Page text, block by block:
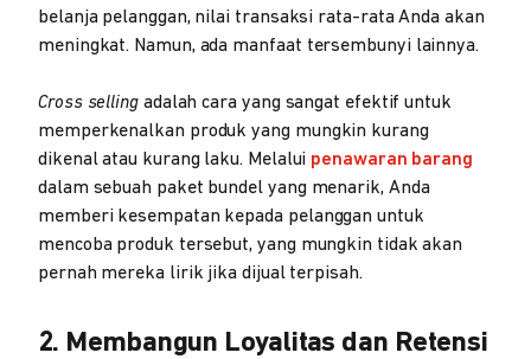
belanja pelanggan, nilai transaksi rata-rata Anda akan
meningkat. Namun, ada manfaat tersembunyi lainnya.
Cross sellingadalah cara yang sangat efektif untuk
memperkenalkan produk yang mungkin kurang
dikenal atau kurang laku. Melalui penawaran barang
dalam sebuah paket bundel yang menarik, Anda
memberi kesempatan kepada pelanggan untuk
mencoba produk tersebut, yang mungkin tidak akan
pernah mereka lirik jika dijual terpisah.
2. Membangun Loyalitas dan Retensi